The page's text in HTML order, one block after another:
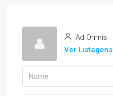
Ad Omnis
Ver Listagens